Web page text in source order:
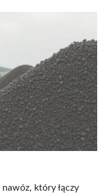
który łączy